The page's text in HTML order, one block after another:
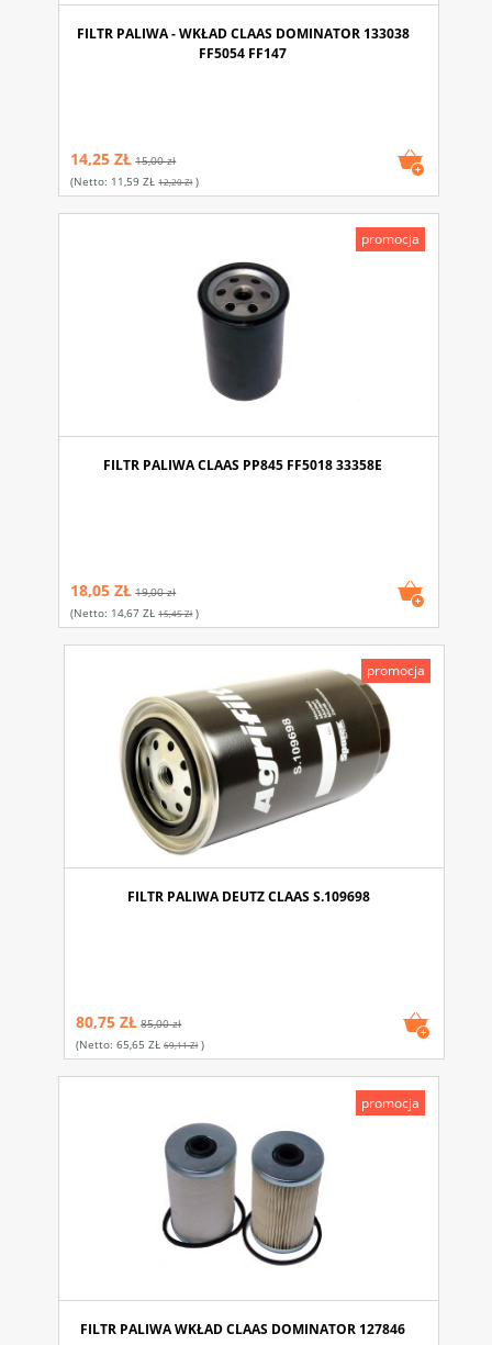
FILTR PALIWA - WKŁAD CLAAS DOMINATOR 133038
FF5054 FF147
14,25 ZŁ 15,00 zł
(netto: 11,59 ZŁ 12,20 Zł)
FILTR PALIWA CLAAS PP845 FF5018 33358E
18,05 ZŁ 19,00 zł
(netto: 14,67 ZŁ 15,45 Zł)
promocja
FILTR PALIWA DEUTZ CLAAS S.109698
80,75 ZŁ 85,00 zł
(netto:65,65 ZŁ 69,11 Zł)
promocja
FILTR PALIWA WKŁAD CLAAS DOMINATOR 127846
promocja